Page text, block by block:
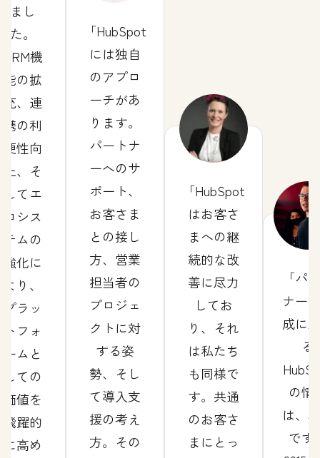
まし
た。
CRM機
能の拡
充、連
携の利
便性向
上、そ
してエ
コシス
テムの
強化に
より、
プラッ
トフォ
ームと
しての
価値を
飛躍的
に高め
HubSpot
には独自
のアプロ
ーチがあ
ります。
パートナ
ーへのサ
ポート、
お客さま
との接し
方、営業
担当者の
プロジェ
クトに対
する姿
勢、そし
て導入支
援の考え
方。その
HubSpot
はお客さ
まへの継
続的な改
善に尽力
してお
り、それ
は私たち
も同様で
す。共通
のお客さ
まにとっ
パ
ナー
成に
る
の情
は、
です